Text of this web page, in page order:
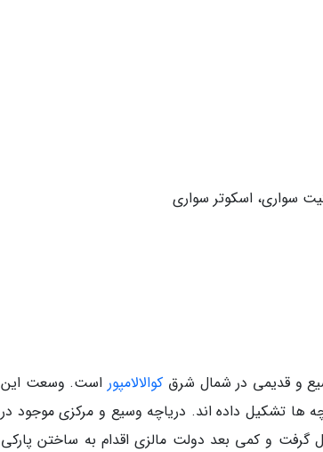
سواری، اسکوتر سواری
کوالالامپور است. وسعت این
که نزدیک به 57 هکتار آن را دریاچه ها تشکیل داده اند. دریاچه وسیع و مرکزی موجود در
گرفت و کمی بعد دولت مالزی اقدام به ساختن پارکی